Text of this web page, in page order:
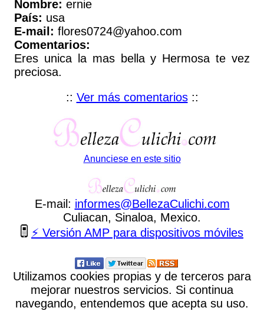
Nombre: ernie
País: usa
E-mail: flores0724@yahoo.com
Comentarios:
Eres unica la mas bella y Hermosa te vez
preciosa.
:: Ver más comentarios::
Anunciese en este sitio
E-mail: informes@BellezaCulichi.com
Culiacan, Sinaloa, Mexico.
⚡ Versión AMP para dispositivos móviles
Utilizamos cookies propias y de terceros para
mejorar nuestros servicios. Si continua
navegando, entendemos que acepta su uso.